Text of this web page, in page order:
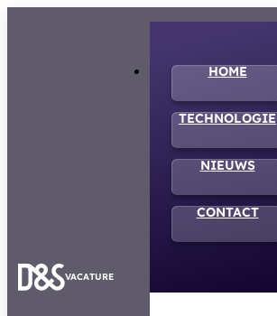
VACATURE
HOME
TECHNOLOGIE
NIEUWS
CONTACT